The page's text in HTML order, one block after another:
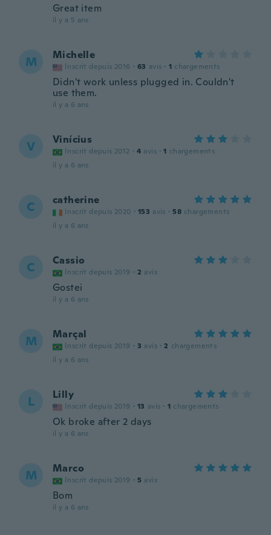
Great item
il y a 5 ans
M Michelle
Inscrit depuis 2016 · 63 avis · 1 chargements
Didn't work unless plugged in. Couldn't
use them.
il y a 6 ans
V Vinícius
Inscrit depuis 2012 · 4 avis · 1 chargements
il y a 6 ans
C catherine
Inscrit depuis 2020 · 153 avis · 58 chargements
il y a 6 ans
C Cassio
Inscrit depuis 2019 · 2 avis
Gostei
il y a 6 ans
M Marçal
Inscrit depuis 2019 · 3 avis · 2 chargements
il y a 6 ans
L Lilly
Inscrit depuis 2019 · 13 avis · 1 chargements
Ok broke after 2 days
il y a 6 ans
M Marco
Inscrit depuis 2019 · 5 avis
Bom
il y a 6 ans